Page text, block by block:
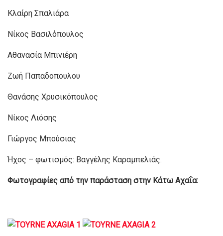
Κλαίρη Σπαλιάρα
Νίκος Βασιλόπουλος
Αθανασία Μπινιέρη
Ζωή Παπαδοπουλου
Θανάσης Χρυσικόπουλος
Νίκος Λιόσης
Γιώργος Μπούσιας
Ήχος – φωτισμός: Βαγγέλης Καραμπελιάς.
Φωτογραφίες από την παράσταση στην Κάτω Αχαΐα: